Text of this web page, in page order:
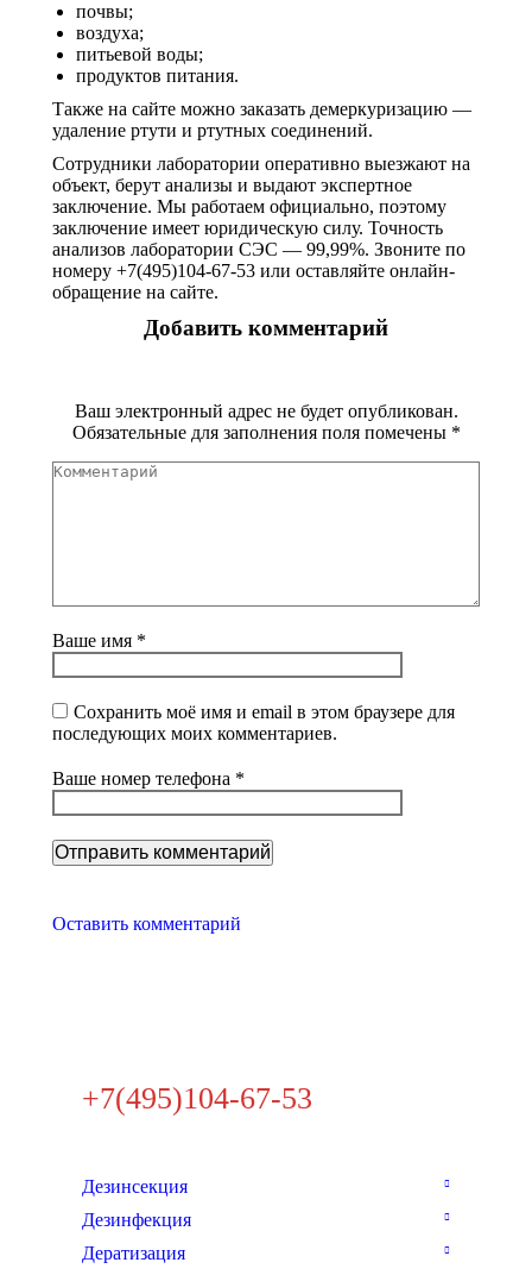
почвы;
воздуха;
питьевой воды;
продуктов питания.
Также на сайте можно заказать демеркуризацию —
удаление ртути и ртутных соединений.
Сотрудники лаборатории оперативно выезжают на
объект, берут анализы и выдают экспертное
заключение. Мы работаем официально, поэтому
заключение имеет юридическую силу. Точность
анализов лаборатории СЭС — 99,99%. Звоните по
номеру +7(495)104-67-53 или оставляйте онлайн-
обращение на сайте.
Добавить комментарий
Ваш электронный адрес не будет опубликован.
Обязательные для заполнения поля помечены *
Комментарий
Ваше имя *
Сохранить моё имя и email в этом браузере для
последующих моих комментариев.
Ваше номер телефона *
Оставить комментарий
+7(495)104-67-53
Дезинсекция
Дезинфекция
Дератизация